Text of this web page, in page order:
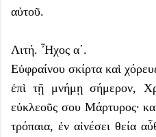
αὐτοῦ.
Λιτή. Ἦχος α΄.
Εὐφραίνου σκίρτα καὶ
ἐπὶ τῇ μνήμῃ σήμερον,
εὐκλεοῦς σου Μάρτυρος·
τρόπαια, ἐν αἰνέσει θεία